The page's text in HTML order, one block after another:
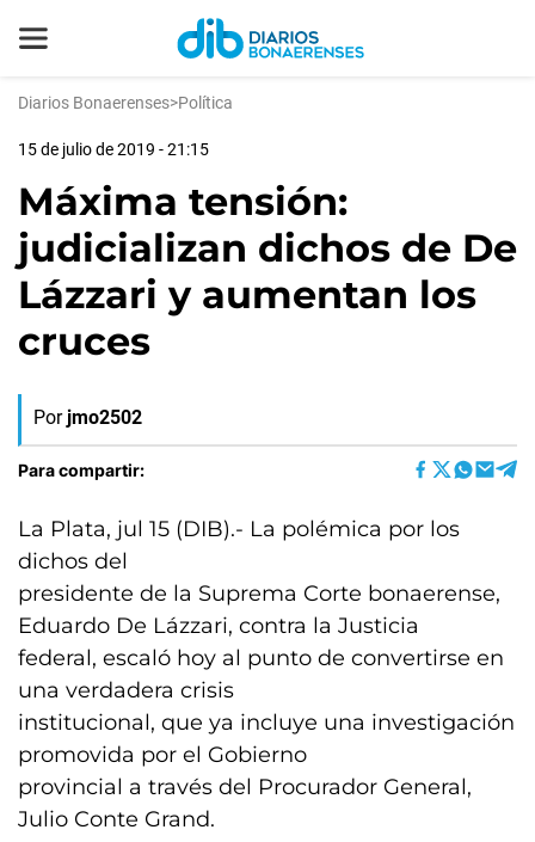
Diarios Bonaerenses>Política
15 de julio de 2019 - 21:15
Máxima tensión:
judicializan dichos de De
Lázzari y aumentan los
cruces
Por jmo2502
Para compartir:
La Plata, jul 15 (DIB).- La polémica por los
dichos del
presidente de la Suprema Corte bonaerense,
Eduardo De Lázzari, contra la Justicia
federal, escaló hoy al punto de convertirse en
una verdadera crisis
institucional, que ya incluye una investigación
promovida por el Gobierno
provincial a través del Procurador General,
Julio Conte Grand.